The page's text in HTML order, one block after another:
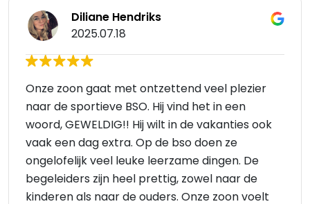
Diliane Hendriks
2025.07.18
Onze zoon gaat met ontzettend veel plezier
naar de sportieve BSO. Hij vind het in een
woord, GEWELDIG!! Hij wilt in de vakanties ook
vaak een dag extra. Op de bso doen ze
ongelofelijk veel leuke leerzame dingen. De
begeleiders zijn heel prettig, zowel naar de
kinderen als naar de ouders. Onze zoon voelt